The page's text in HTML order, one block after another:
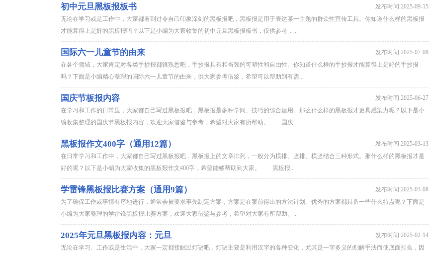
发布时间:2025-09-15
初中元旦黑板报板书
无论在学习或是工作中，大家都看到过令自己印象深刻的黑板报吧，黑板报是用于表达某一主题的群众性宣传工具。你知道什么样的黑板报
才能算得上是好的黑板报吗？以下是小编为大家收集的初中元旦黑板报板书，仅供参考，...
发布时间:2025-07-08
国际六一儿童节的由来
在各个领域，大家肯定对各类手抄报都很熟悉吧，手抄报具有相当强的可塑性和自由性。你知道什么样的手抄报才能算得上是好的手抄报
吗？下面是小编精心整理的国际六一儿童节的由来，供大家参考借鉴，希望可以帮助到有需...
发布时间:2025-06-27
国庆节板报内容
在学习和工作的日常里，大家都自己写过黑板报吧，黑板报是多种学问、技巧的综合运用。那么什么样的黑板报才更具感染力呢？以下是小
编收集整理的国庆节黑板报内容，欢迎大家借鉴与参考，希望对大家有所帮助。 国庆...
发布时间:2025-03-13
黑板报作文400字（通用12篇）
在日常学习和工作中，大家都自己写过黑板报吧，黑板报上的文章排列，一般分为横排、竖排、横竖结合三种形式。那什么样的黑板报才是
好的呢？以下是小编为大家收集的黑板报作文400字，希望能够帮助到大家。 黑板报...
发布时间:2025-03-08
学雷锋黑板报比赛方案（通用9篇）
为了确保工作或事情有序地进行，通常会被要求事先制定方案，方案是在案前得出的方法计划。优秀的方案都具备一些什么特点呢？下面是
小编为大家整理的学雷锋黑板报比赛方案，欢迎大家借鉴与参考，希望对大家有所帮助。...
发布时间:2025-02-14
2025年元旦黑板报内容：元旦
无论在学习、工作或是生活中，大家一定都接触过灯谜吧，灯谜主要是利用汉字的各种变化，尤其是一字多义的别解手法而使底面扣合，因